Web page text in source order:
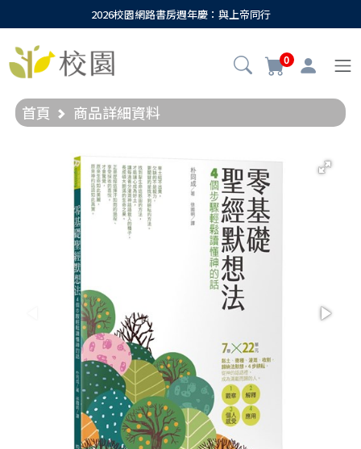
2026校園網路書房週年慶：與上帝同行
0
首頁 商品詳細資料